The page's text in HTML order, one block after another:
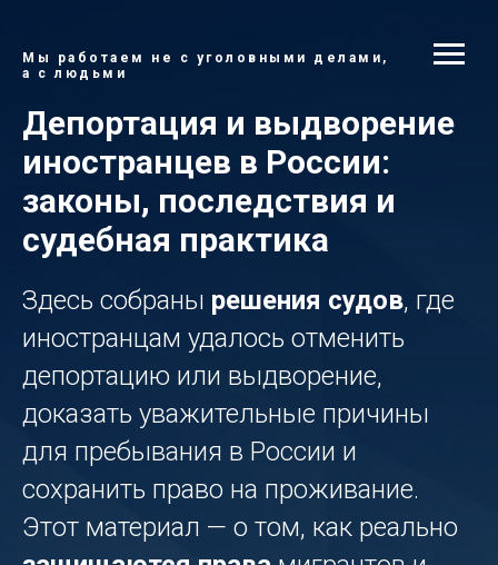
Мы работаем не с уголовными делами,
а с людьми
Депортация и выдворение
иностранцев в России:
законы, последствия и
судебная практика
Здесь собраны решения судов, где
иностранцам удалось отменить
депортацию или выдворение,
доказать уважительные причины
для пребывания в России и
сохранить право на проживание.
Этот материал — о том, как реально